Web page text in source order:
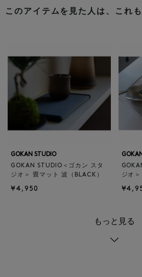
このアイテムを見た人は、これ
GOKAN STUDIO
GOKAN STUDIO＜ゴカン スタ
ジオ＞ 畳マット 波（BLACK）
¥4,950
ジオ＞
もっと見る